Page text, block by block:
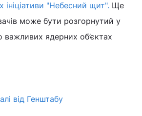
ініціативи "Небесний щит". Ще
може бути розгорнутий у
важливих ядерних об’єктах
від Генштабу